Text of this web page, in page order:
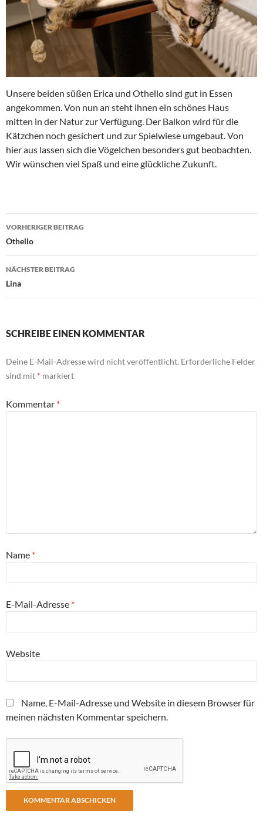
Unsere beiden süßen Erica und Othello sind gut in Essen
angekommen. Von nun an steht ihnen ein schönes Haus
mitten in der Natur zur Verfügung. Der Balkon wird für die
Kätzchen noch gesichert und zur Spielwiese umgebaut. Von
hier aus lassen sich die Vögelchen besonders gut beobachten.
Wir wünschen viel Spaß und eine glückliche Zukunft.
Beitragsnavigation
VORHERIGER BEITRAG
Othello
NÄCHSTER BEITRAG
Lina
SCHREIBE EINEN KOMMENTAR
Deine E-Mail-Adresse wird nicht veröffentlicht. Erforderliche Felder
sind mit * markiert
Kommentar *
Name *
E-Mail-Adresse *
Website
Name, E-Mail-Adresse und Website in diesem Browser für
meinen nächsten Kommentar speichern.